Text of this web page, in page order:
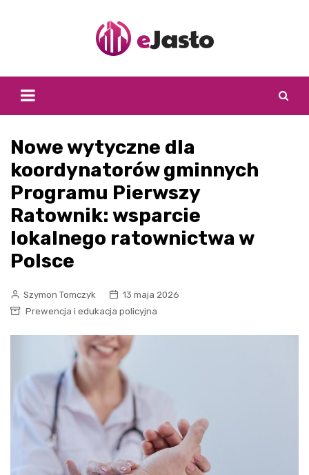
Nowe wytyczne dla
koordynatorów gminnych
Programu Pierwszy
Ratownik: wsparcie
lokalnego ratownictwa w
Polsce
Szymon Tomczyk
13 maja 2026
Prewencja i edukacja policyjna